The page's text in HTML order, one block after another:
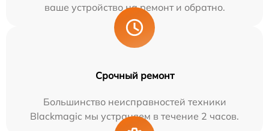
ваше устройство на ремонт и обратно.
Срочный ремонт
Большинство неисправностей техники
Blackmagic мы устраняем в течение 2 часов.